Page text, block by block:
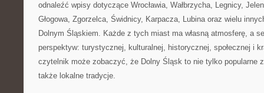
odnaleźć wpisy dotyczące Wrocławia, Wałbrzycha, Legnicy,
Głogowa, Zgorzelca, Świdnicy, Karpacza, Lubina oraz wielu
Dolnym Śląskiem. Każde z tych miast ma własną atmosferę, a
perspektyw: turystycznej, kulturalnej, historycznej, społecznej i
czytelnik może zobaczyć, że Dolny Śląsk to nie tylko popularne
także lokalne tradycje.